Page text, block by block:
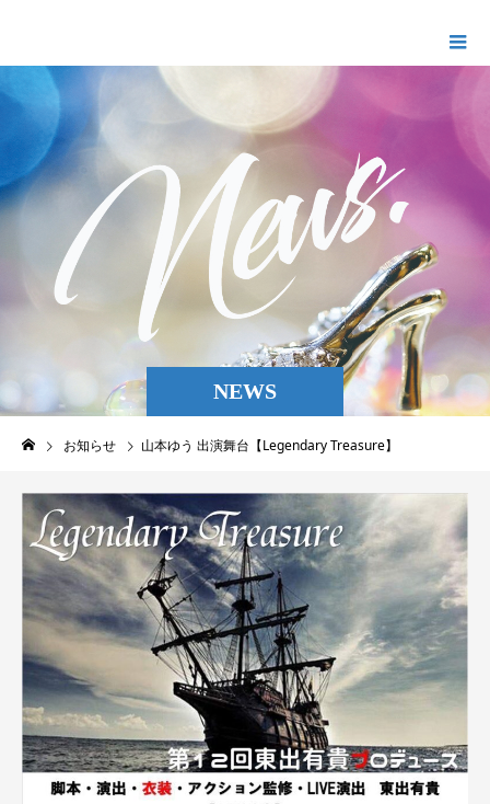
NEWS
お知らせ 山本ゆう 出演舞台【Legendary Treasure】